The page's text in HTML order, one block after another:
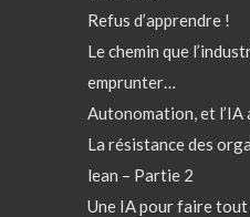
Refus d’apprendre !
Le chemin que
emprunter…
Autonomation, et l’IA
La résistance des
lean – Partie 2
Une IA pour faire tout